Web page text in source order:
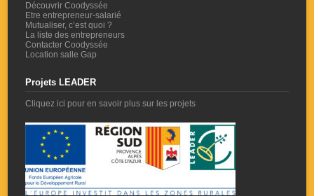
Découvrir Coodyssée
Etre entrepreneur-salarié
Mutualiser, c’est quoi ?
La liste des entrepreneurs
Contacter Coodyssée
Location salle Gap
Projets LEADER
Cliquez ici pour en savoir plus sur les projets